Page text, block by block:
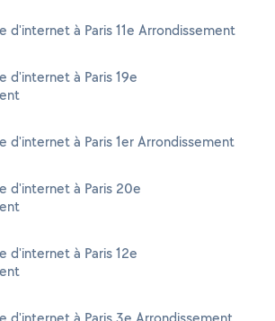
d'internet à Paris 11e Arrondissement
d'internet à Paris 19e
d'internet à Paris 1er Arrondissement
d'internet à Paris 20e
d'internet à Paris 12e